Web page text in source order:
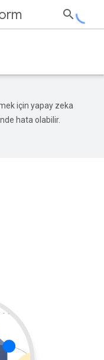
için yapay zeka
hata olabilir.